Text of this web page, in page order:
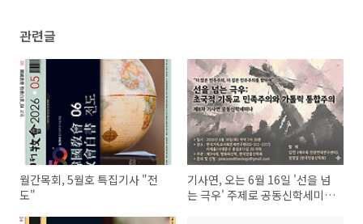
관련글
월간목회, 5월호 특집기사 "전
도"
기사연, 오는 6월 16일 '선을 넘
는 극우' 주제로 공동신학세미나